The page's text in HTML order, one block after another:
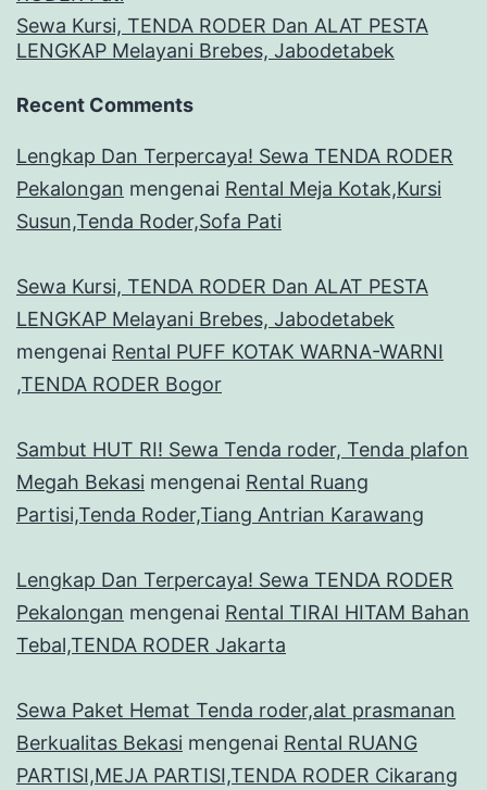
Sewa Kursi, TENDA RODER Dan ALAT PESTA
LENGKAP Melayani Brebes, Jabodetabek
Recent Comments
Lengkap Dan Terpercaya! Sewa TENDA RODER
Pekalongan mengenai Rental Meja Kotak,Kursi
Susun,Tenda Roder,Sofa Pati
Sewa Kursi, TENDA RODER Dan ALAT PESTA
LENGKAP Melayani Brebes, Jabodetabek
mengenai Rental PUFF KOTAK WARNA-WARNI
,TENDA RODER Bogor
Sambut HUT RI! Sewa Tenda roder, Tenda plafon
Megah Bekasi mengenai Rental Ruang
Partisi,Tenda Roder,Tiang Antrian Karawang
Lengkap Dan Terpercaya! Sewa TENDA RODER
Pekalongan mengenai Rental TIRAI HITAM Bahan
Tebal,TENDA RODER Jakarta
Sewa Paket Hemat Tenda roder,alat prasmanan
Berkualitas Bekasi mengenai Rental RUANG
PARTISI,MEJA PARTISI,TENDA RODER Cikarang